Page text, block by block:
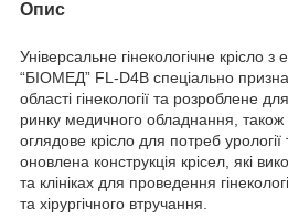
Опис
Універсальне гінекологічне крісло
“БІОМЕД” FL-D4B спеціально
області гінекології та розроблене
ринку медичного обладнання, також
оглядове крісло для потреб урології
оновлена конструкція крісел, які
та клініках для проведення
та хірургічного втручання.